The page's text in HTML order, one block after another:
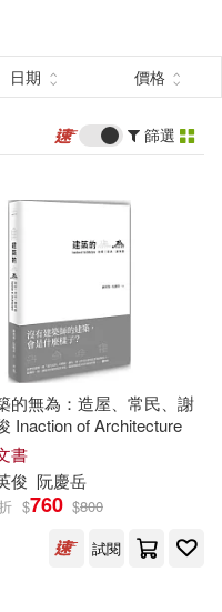
日期 價格
篩選
的無為：造屋、常民、謝
Inaction of Architecture
書
俊 阮慶岳
$760 $800
試閱